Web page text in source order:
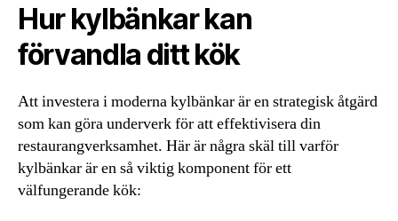
Hur kylbänkar kan
förvandla ditt kök
Att investera i moderna kylbänkar är en strategisk åtgärd
som kan göra underverk för att effektivisera din
restaurangverksamhet. Här är några skäl till varför
kylbänkar är en så viktig komponent för ett
välfungerande kök: